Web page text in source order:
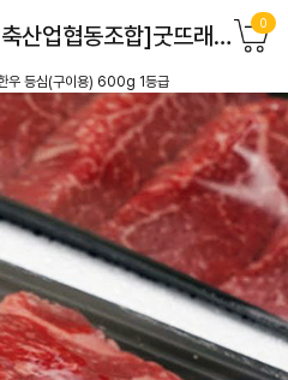
★특별행사가★[부여축산업협동조합]굿뜨래 한우 등심(구이용) 600g 1등급 0
우 등심(구이용) 600g 1등급